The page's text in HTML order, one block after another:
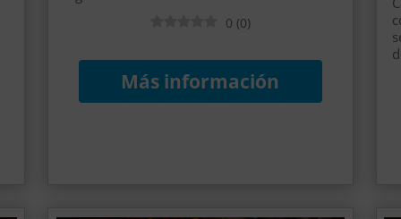
0 (0)
Más información